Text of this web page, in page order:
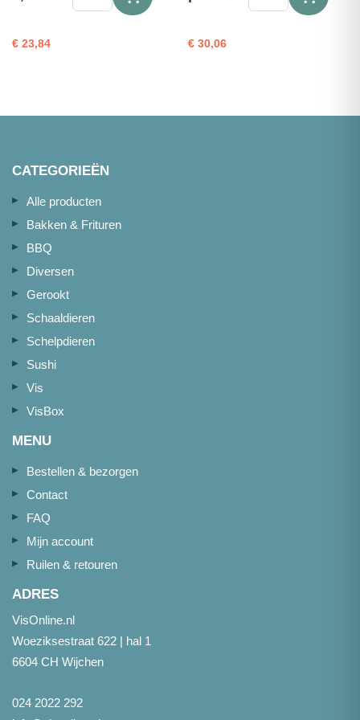
€ 23,84 € 30,06
CATEGORIEËN
Alle producten
Bakken & Frituren
BBQ
Diversen
Gerookt
Schaaldieren
Schelpdieren
Sushi
Vis
VisBox
MENU
Bestellen & bezorgen
Contact
FAQ
Mijn account
Ruilen & retouren
ADRES
VisOnline.nl
Woeziksestraat 622 | hal 1
6604 CH Wijchen
024 2022 292